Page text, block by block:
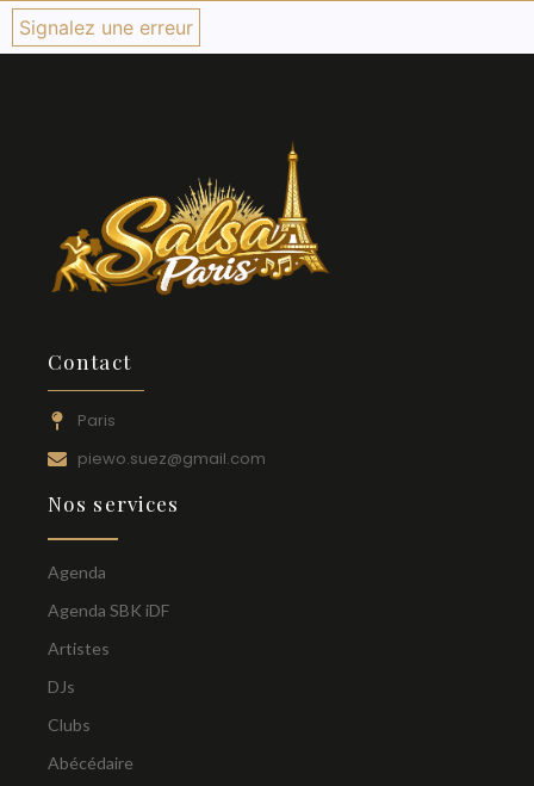
Signalez une erreur
Contact
Paris
piewo.suez@gmail.com
Nos services
Agenda
Agenda SBK iDF
Artistes
DJs
Clubs
Abécédaire